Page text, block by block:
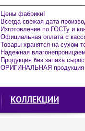
Цены фабрики!
Всегда свежая дата
Изготовление по ГОСТу и
Официальная оплата с
Товары хранятся на сухом
Надежная
Продукция без запаха
ОРИГИНАЛЬНАЯ продукция
КОЛЛЕКЦИИ